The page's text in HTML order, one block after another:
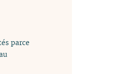
parce